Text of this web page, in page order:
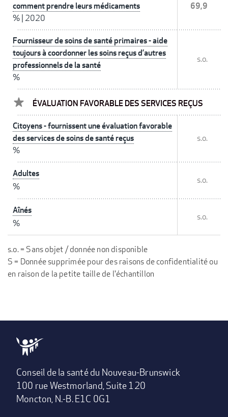
comment prendre leurs médicaments
% 2020
69,9
Fournisseur de soins de santé primaires - aide
toujours à coordonner les soins reçus d’autres
professionnels de la santé
%
s.o.
ÉVALUATION FAVORABLE DES SERVICES REÇUS
Citoyens - fournissent une évaluation favorable
des services de soins de santé reçus
%
s.o.
Adultes
%
s.o.
Aînés
%
s.o.
s.o. = Sans objet / donnée non disponible
S = Donnée supprimée pour des raisons de confidentialité ou
en raison de la petite taille de l'échantillon
Conseil de la santé du Nouveau-Brunswick
100 rue Westmorland, Suite 120
Moncton, N.-B. E1C 0G1